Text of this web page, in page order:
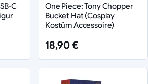
C
One Piece: Tony Chopper
Bucket Hat (Cosplay
Kostüm Accessoire)
18,90 €